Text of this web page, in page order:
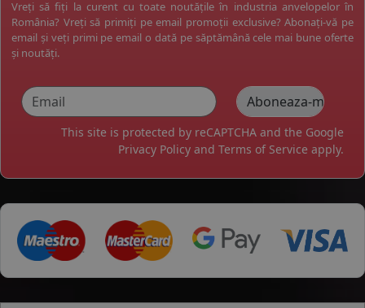
Vreți să fiți la curent cu toate noutățile în industria anvelopelor în
România? Vreți să primiți pe email promoții exclusive? Abonați-vă pe
email și veți primi pe email o dată pe săptămână cele mai bune oferte
și noutăți.
This site is protected by reCAPTCHA and the Google
Privacy Policy and Terms of Service apply.